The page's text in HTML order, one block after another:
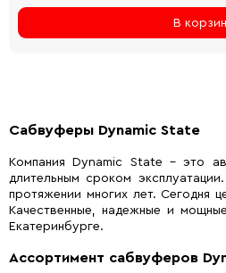
В
Сабвуферы Dynamic State
Компания Dynamic State – это
длительным сроком
протяжении многих лет. Сегодня
Качественные, надежные и
Екатеринбурге.
Ассортимент сабвуферов